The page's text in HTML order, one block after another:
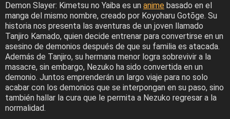
Demon Slayer: Kimetsu no Yaiba es un anime basado en el
manga del mismo nombre, creado por Koyoharu Gotōge. Su
historia nos presenta las aventuras de un joven llamado
Tanjiro Kamado, quien decide entrenar para convertirse en un
asesino de demonios después de que su familia es atacada.
Además de Tanjiro, su hermana menor logra sobrevivir a la
masacre, sin embargo, Nezuko ha sido convertida en un
demonio. Juntos emprenderán un largo viaje para no solo
acabar con los demonios que se interpongan en su paso, sino
también hallar la cura que le permita a Nezuko regresar a la
normalidad.